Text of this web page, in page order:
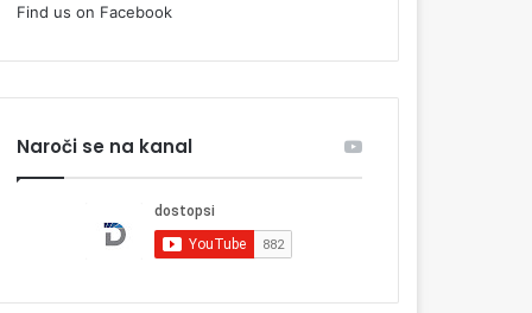
Find us on Facebook
Naroči se na kanal